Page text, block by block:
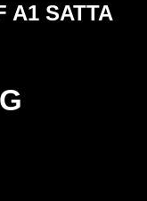
A1 SATTA